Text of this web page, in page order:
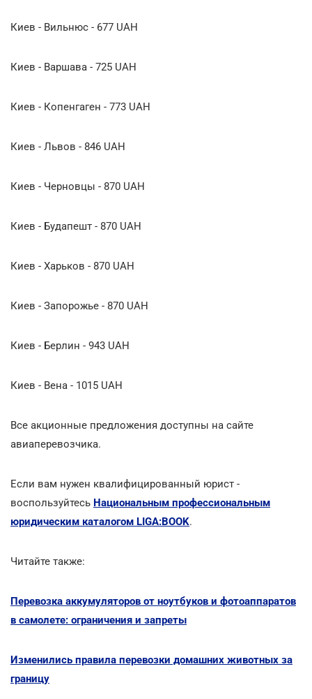
Киев - Вильнюс - 677 UAH
Киев - Варшава - 725 UAH
Киев - Копенгаген - 773 UAH
Киев - Львов - 846 UAH
Киев - Черновцы - 870 UAH
Киев - Будапешт - 870 UAH
Киев - Харьков - 870 UAH
Киев - Запорожье - 870 UAH
Киев - Берлин - 943 UAH
Киев - Вена - 1015 UAH
Все акционные предложения доступны на сайте
авиаперевозчика.
Если вам нужен квалифицированный юрист -
воспользуйтесь Национальным профессиональным
юридическим каталогом LIGA:BOOK.
Читайте также:
Перевозка аккумуляторов от ноутбуков и фотоаппаратов
в самолете: ограничения и запреты
Изменились правила перевозки домашних животных за
границу